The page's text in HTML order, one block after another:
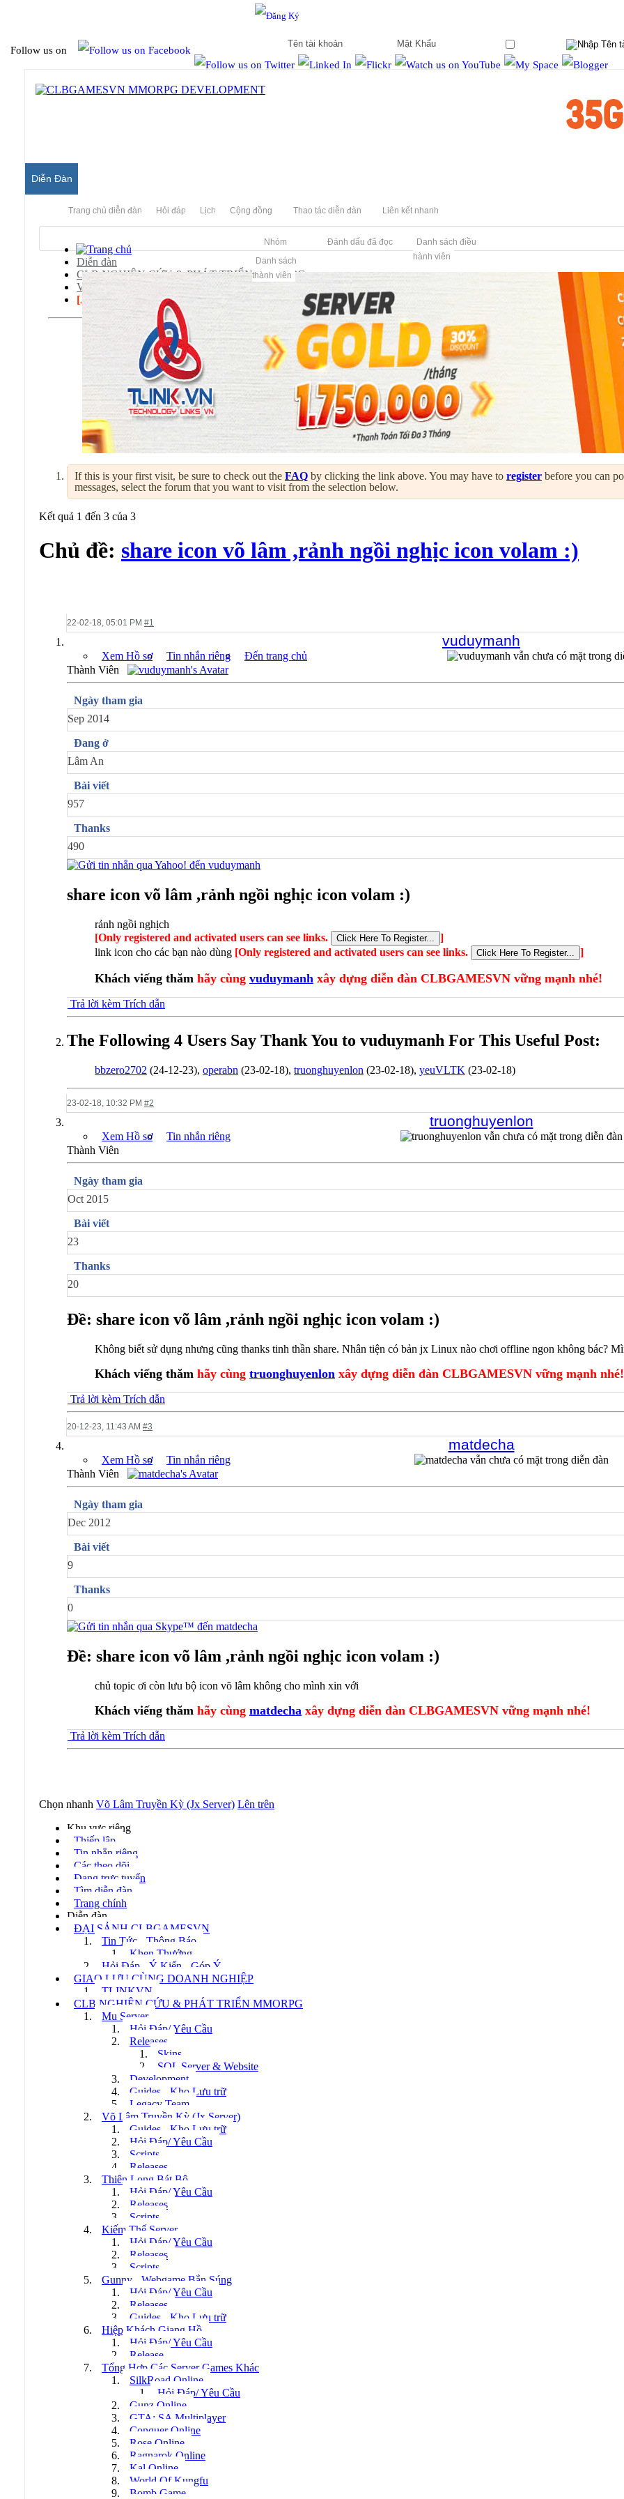
Follow us on
Diễn Đàn
Trang chủ diễn đàn Hỏi đáp Lịch Cộng đồng
Nhóm
Danh sách
thành viên
Thao tác diễn đàn
Đánh dấu đã đọc
Liên kết nhanh
Danh sách điều
hành viên
Diễn đàn
CLB NGHIÊN CỨU & PHÁT TRIỂN MMORPG
Võ Lâm Truyền Kỳ (Jx Server)
[JX]
share icon võ lâm ,rảnh ngồi nghịc icon volam :)
If this is your first visit, be sure to check out the FAQ by clicking the link above. You may have to register before you can
messages, select the forum that you want to visit from the selection below.
Kết quả 1 đến 3 của 3
Chủ đề: share icon võ lâm ,rảnh ngồi nghịc icon volam :)
22-02-18, 05:01 PM #1
vuduymanh
Xem Hồ sơ Tin nhắn riêng
Đến trang chủ
Thành Viên
Ngày tham gia
Sep 2014
Đang ở
Lâm An
Bài viết
957
Thanks
490
share icon võ lâm ,rảnh ngồi nghịc icon volam :)
rảnh ngồi nghịch
[Only registered and activated users can see links.
]
link icon cho các bạn nào dùng [Only registered and activated users can see links. ]
Khách viếng thăm hãy cùng vuduymanh xây dựng diễn đàn CLBGAMESVN vững mạnh nhé!
Trả lời kèm Trích dẫn
The Following 4 Users Say Thank You to vuduymanh For This Useful Post:
bbzero2702 (24-12-23), operabn (23-02-18), truonghuyenlon (23-02-18), yeuVLTK (23-02-18)
23-02-18, 10:32 PM #2
truonghuyenlon
Xem Hồ sơ
Tin nhắn riêng
Thành Viên
Ngày tham gia
Oct 2015
Bài viết
23
Thanks
20
Ðề: share icon võ lâm ,rảnh ngồi nghịc icon volam :)
Không biết sử dụng nhưng cũng thanks tinh thần share. Nhân tiện có bản jx Linux nào chơi offline ngon không bác?
Khách viếng thăm hãy cùng truonghuyenlon xây dựng diễn đàn CLBGAMESVN vững mạnh nhé!
Trả lời kèm Trích dẫn
20-12-23, 11:43 AM #3
matdecha
Xem Hồ sơ
Tin nhắn riêng
Thành Viên
Ngày tham gia
Dec 2012
Bài viết
9
Thanks
0
Ðề: share icon võ lâm ,rảnh ngồi nghịc icon volam :)
chủ topic ơi còn lưu bộ icon võ lâm không cho mình xin với
Khách viếng thăm hãy cùng matdecha xây dựng diễn đàn CLBGAMESVN vững mạnh nhé!
Trả lời kèm Trích dẫn
Chọn nhanh Võ Lâm Truyền Kỳ (Jx Server) Lên trên
Khu vực riêng
Thiếp lập
Tin nhắn riêng
Các theo dõi
Đang trực tuyến
Tìm diễn đàn
Trang chính
Diễn đàn
ĐẠI SẢNH CLBGAMESVN
Tin Tức - Thông Báo
Khen Thưởng
Hỏi Đáp - Ý Kiến - Góp Ý
GIAO LƯU CÙNG DOANH NGHIỆP
TLINKVN
CLB NGHIÊN CỨU & PHÁT TRIỂN MMORPG
Mu Server
Hỏi Đáp/ Yêu Cầu
Releases
Skins
SQL Server & Website
Development
Guides - Kho Lưu trữ
Legacy Team
Võ Lâm Truyền Kỳ (Jx Server)
Guides - Kho Lưu trữ
Hỏi Đáp/ Yêu Cầu
Scripts
Releases
Thiên Long Bát Bộ
Hỏi Đáp/ Yêu Cầu
Releases
Scripts
Kiếm Thế Server
Hỏi Đáp/ Yêu Cầu
Releases
Scripts
Gunny - Webgame Bắn Súng
Hỏi Đáp/ Yêu Cầu
Releases
Guides - Kho Lưu trữ
Hiệp Khách Giang Hồ
Hỏi Đáp/ Yêu Cầu
Release
Tổng Hợp Các Server Games Khác
SilkRoad Online
Hỏi Đáp/ Yêu Cầu
Gunz Online
GTA: SA Multiplayer
Conquer Online
Rose Online
Ragnarok Online
Kal Online
World Of Kungfu
Bomb Game